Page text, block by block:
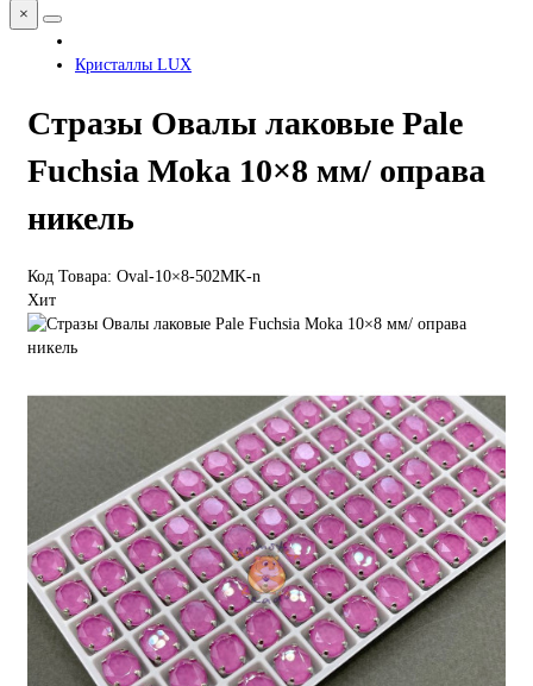
×
Кристаллы LUX
Стразы Овалы лаковые Pale
Fuchsia Moka 10×8 мм/ оправа
никель
Код Товара: Oval-10×8-502MK-n
Хит